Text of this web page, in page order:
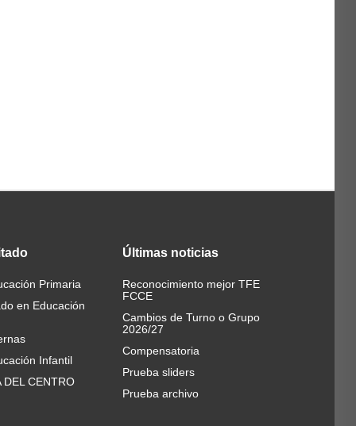
Primaria
en Educación
Infantil
DEL CENTRO
Últimas noticias
Reconocimiento mejor TFE
FCCE
Cambios de Turno o Grupo
2026/27
Compensatoria
Prueba sliders
Prueba archivo